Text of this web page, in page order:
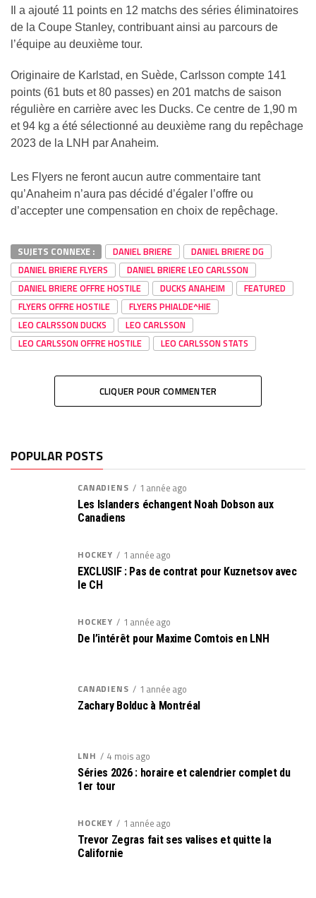
Il a ajouté 11 points en 12 matchs des séries éliminatoires
de la Coupe Stanley, contribuant ainsi au parcours de
l’équipe au deuxième tour.
Originaire de Karlstad, en Suède, Carlsson compte 141
points (61 buts et 80 passes) en 201 matchs de saison
régulière en carrière avec les Ducks. Ce centre de 1,90 m
et 94 kg a été sélectionné au deuxième rang du repêchage
2023 de la LNH par Anaheim.
Les Flyers ne feront aucun autre commentaire tant
qu’Anaheim n’aura pas décidé d’égaler l’offre ou
d’accepter une compensation en choix de repêchage.
SUJETS CONNEXE : DANIEL BRIERE
DANIEL BRIERE DG
DANIEL BRIERE FLYERS
DANIEL BRIERE LEO CARLSSON
DANIEL BRIERE OFFRE HOSTILE
DUCKS ANAHEIM
FEATURED
FLYERS OFFRE HOSTILE
FLYERS PHIALDE^HIE
LEO CALRSSON DUCKS
LEO CARLSSON
LEO CARLSSON OFFRE HOSTILE
LEO CARLSSON STATS
CLIQUER POUR COMMENTER
POPULAR POSTS
CANADIENS 1 année ago
Les Islanders échangent Noah Dobson aux
Canadiens
HOCKEY 1 année ago
EXCLUSIF : Pas de contrat pour Kuznetsov avec
le CH
HOCKEY 1 année ago
De l’intérêt pour Maxime Comtois en LNH
CANADIENS 1 année ago
Zachary Bolduc à Montréal
LNH 4 mois ago
Séries 2026 : horaire et calendrier complet du
1er tour
HOCKEY 1 année ago
Trevor Zegras fait ses valises et quitte la
Californie